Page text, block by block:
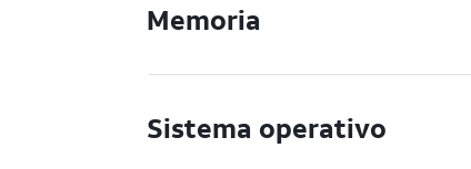
Memoria
Sistema operativo